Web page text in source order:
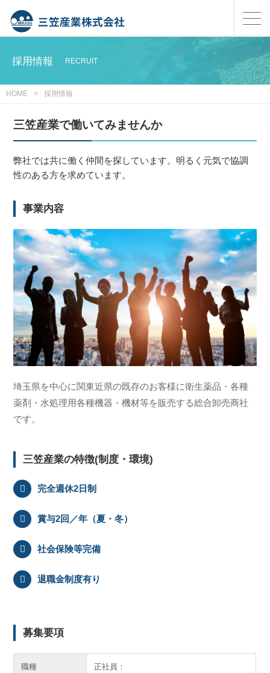
採用情報 RECRUIT
HOME > 採用情報
三笠産業で働いてみませんか
弊社では共に働く仲間を探しています。明るく元気で協調
性のある方を求めています。
事業内容
埼玉県を中心に関東近県の既存のお客様に衛生薬品・各種
薬剤・水処理用各種機器・機材等を販売する総合卸売商社
です。
三笠産業の特徴(制度・環境)
完全週休2日制
賞与2回／年（夏・冬）
社会保険等完備
退職金制度有り
募集要項
職種
正社員：